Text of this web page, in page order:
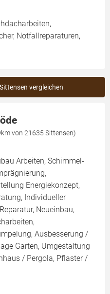
Notfallreparaturen,
vergleichen
von 21635 Sittensen)
Arbeiten, Schimmel-
Energiekonzept,
Individueller
Neueinbau,
Ausbesserung /
Garten, Umgestaltung
/ Pergola, Pflaster /